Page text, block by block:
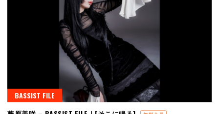
BASSIST FILE